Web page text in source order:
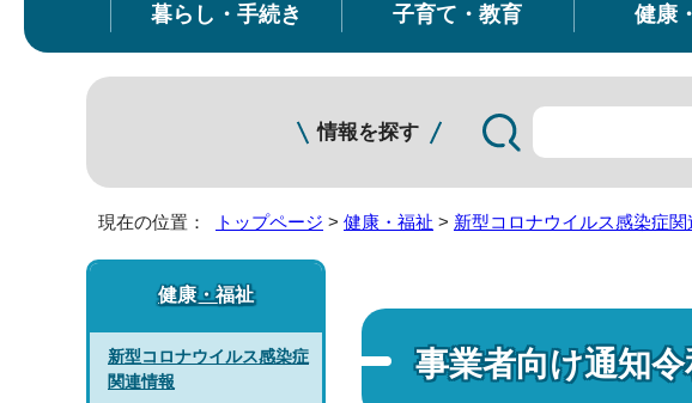
暮らし・手続き 子育て・教育 健康
情報を探す
現在の位置： トップページ > 健康・福祉 > 新型コロナウイルス感染症関
事業者向け通知
健康・福祉
新型コロナウイルス感染症
関連情報